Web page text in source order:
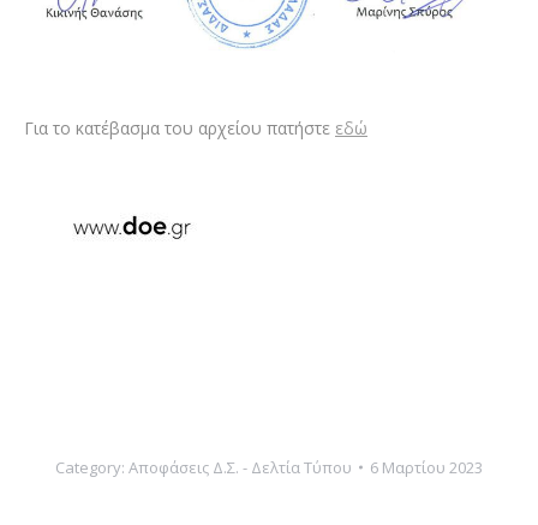
Για το κατέβασμα του αρχείου πατήστε εδώ
Category: Αποφάσεις Δ.Σ. - Δελτία Τύπου 6 Μαρτίου 2023